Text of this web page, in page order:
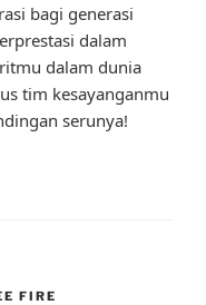
bagi generasi
dalam
dalam dunia
tim kesayanganmu
serunya!
FIRE